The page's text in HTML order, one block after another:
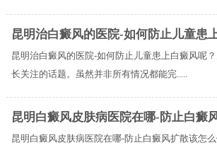
昆明治白癜风的医院-如何防止儿童患
昆明治白癜风的医院-如何防止儿童患上白癜风呢
长关注的话题。虽然并非所有情况都能完.....
昆明白癜风皮肤病医院在哪-防止白癜
昆明白癜风皮肤病医院在哪-防止白癜风扩散该怎